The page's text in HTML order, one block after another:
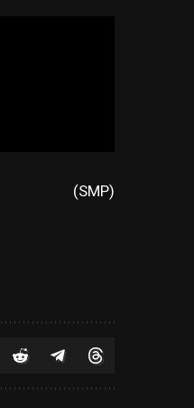
(SMP)